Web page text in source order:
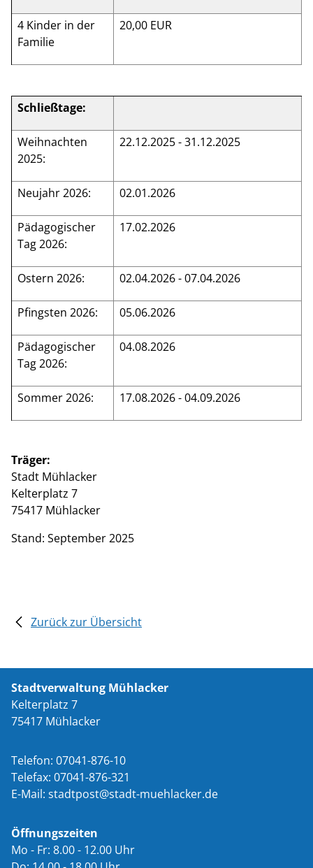
4 Kinder in der
Familie
20,00 EUR
Schließtage:
Weihnachten
2025:
22.12.2025 - 31.12.2025
Neujahr 2026: 02.01.2026
Pädagogischer
Tag 2026:
17.02.2026
Ostern 2026: 02.04.2026 - 07.04.2026
Pfingsten 2026: 05.06.2026
Pädagogischer
Tag 2026:
04.08.2026
Sommer 2026: 17.08.2026 - 04.09.2026
Träger:
Stadt Mühlacker
Kelterplatz 7
75417 Mühlacker
Stand: September 2025
Zurück zur Übersicht
Stadtverwaltung Mühlacker
Kelterplatz 7
75417 Mühlacker
Telefon: 07041-876-10
Telefax: 07041-876-321
E-Mail: st dtp st st dt-m hl ck r d
Öffnungszeiten
Mo - Fr: 8.00 - 12.00 Uhr